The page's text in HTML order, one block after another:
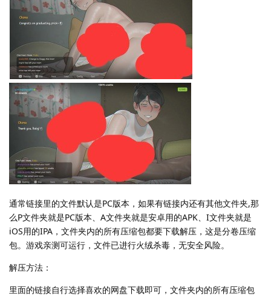
通常链接里的文件默认是PC版本，如果有链接内还有其他文件夹,那
么P文件夹就是PC版本、A文件夹就是安卓用的APK、I文件夹就是
iOS用的IPA，文件夹内的所有压缩包都要下载解压，这是分卷压缩
包。游戏亲测可运行，文件已进行火绒杀毒，无安全风险。
解压方法：
里面的链接自行选择喜欢的网盘下载即可，文件夹内的所有压缩包